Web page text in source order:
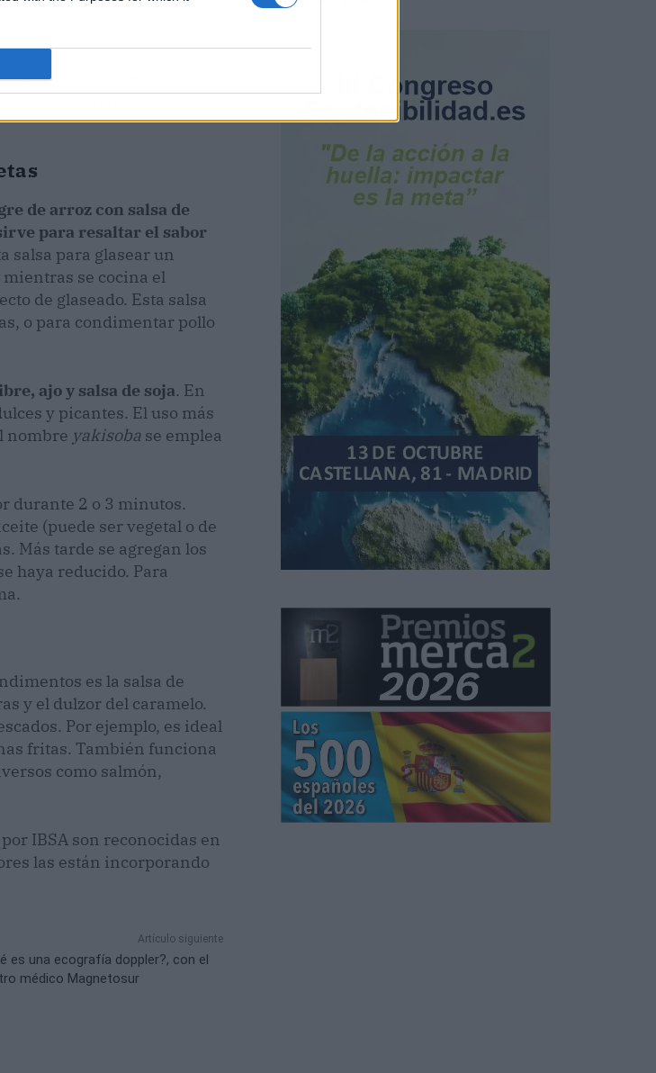
asiáticas gracias a la
Con estos
destacan por su
de arroz con salsa de
para resaltar el sabor
salsa para glasear un
se cocina el
de glaseado. Esta salsa
o para condimentar pollo
ajo y salsa de soja. En
y picantes. El uso más
nombre yakisoba se emplea
durante 2 o 3 minutos.
(puede ser vegetal o de
Más tarde se agregan los
haya reducido. Para
es la salsa de
y el dulzor del caramelo.
Por ejemplo, es ideal
fritas. También funciona
como salmón,
IBSA son reconocidas en
las están incorporando
Artículo siguiente
es una ecografía doppler?, con el
médico Magnetosur